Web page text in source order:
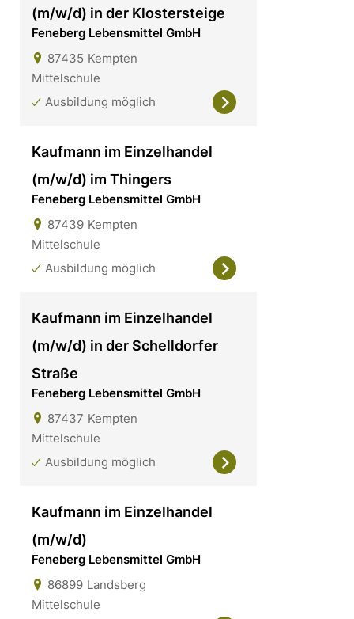
(m/w/d) in der Klostersteige
Feneberg Lebensmittel GmbH
87435 Kempten
Mittelschule
Ausbildung möglich
Kaufmann im Einzelhandel
(m/w/d) im Thingers
Feneberg Lebensmittel GmbH
87439 Kempten
Mittelschule
Ausbildung möglich
Kaufmann im Einzelhandel
(m/w/d) in der Schelldorfer
Straße
Feneberg Lebensmittel GmbH
87437 Kempten
Mittelschule
Ausbildung möglich
Kaufmann im Einzelhandel
(m/w/d)
Feneberg Lebensmittel GmbH
86899 Landsberg
Mittelschule